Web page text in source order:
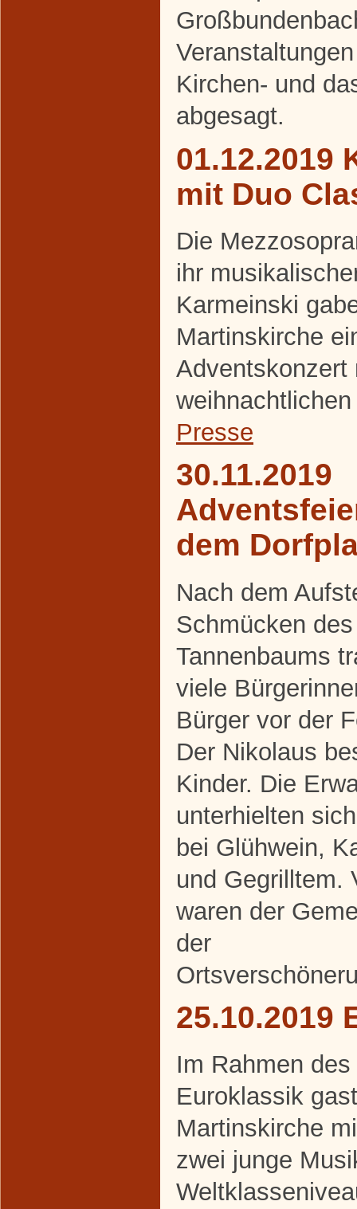
Kirchen- und
abgesagt.
01.12.2019
mit Duo
Die
ihr
Karmeinski
Martinskirche
Adventskonzert
Presse
30.11.2019
dem
Nach dem
Schmücken des
Tannenbaums
viele
Bürger vor der
Der Nikolaus
Kinder. Die
unterhielten
bei Glühwein,
und Gegrilltem.
waren der
der
25.10.2019
Im Rahmen
Euroklassik
Martinskirche
zwei junge